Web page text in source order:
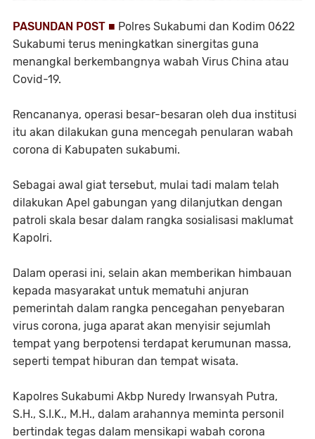
PASUNDAN POST ■ Polres Sukabumi dan Kodim 0622
Sukabumi terus meningkatkan sinergitas guna
menangkal berkembangnya wabah Virus China atau
Covid-19.
Rencananya, operasi besar-besaran oleh dua institusi
itu akan dilakukan guna mencegah penularan wabah
corona di Kabupaten sukabumi.
Sebagai awal giat tersebut, mulai tadi malam telah
dilakukan Apel gabungan yang dilanjutkan dengan
patroli skala besar dalam rangka sosialisasi maklumat
Kapolri.
Dalam operasi ini, selain akan memberikan himbauan
kepada masyarakat untuk mematuhi anjuran
pemerintah dalam rangka pencegahan penyebaran
virus corona, juga aparat akan menyisir sejumlah
tempat yang berpotensi terdapat kerumunan massa,
seperti tempat hiburan dan tempat wisata.
Kapolres Sukabumi Akbp Nuredy Irwansyah Putra,
S.H., S.I.K., M.H., dalam arahannya meminta personil
bertindak tegas dalam mensikapi wabah corona